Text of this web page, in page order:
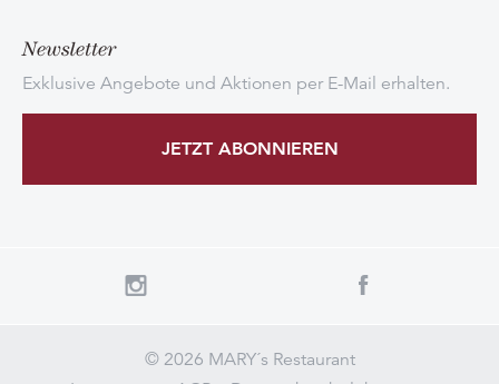
Newsletter
Exklusive Angebote und Aktionen per E-Mail erhalten.
JETZT ABONNIEREN
© 2026 MARY´s Restaurant